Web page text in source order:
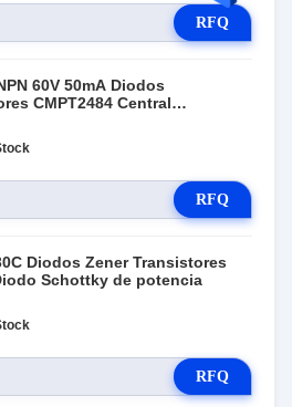
RFQ
60V 50mA Diodos
CMPT2484 Central
RFQ
Diodos Zener Transistores
Schottky de potencia
RFQ